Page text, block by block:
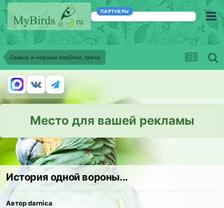
ПАРТНЕРЫ
Серые и черные ворОны, грачи
Место для вашей рекламы
История одной вороны...
Автор darnica